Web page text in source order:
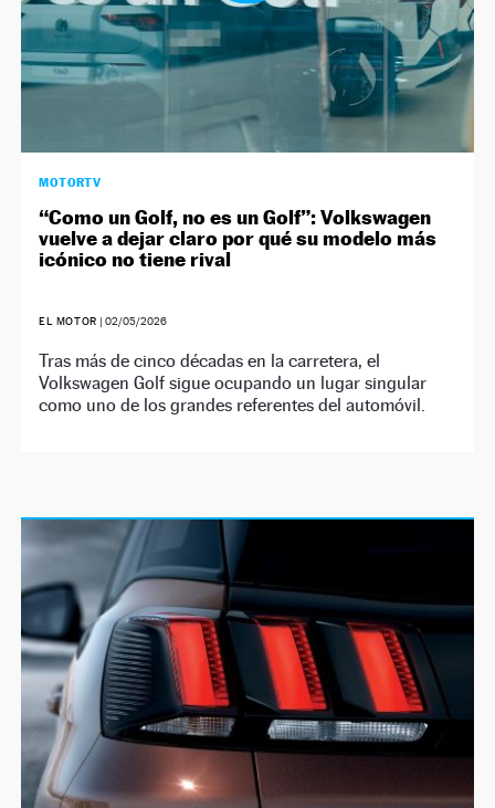
MOTORTV
“Como un Golf, no es un Golf”: Volkswagen
vuelve a dejar claro por qué su modelo más
icónico no tiene rival
EL MOTOR | 02/05/2026
Tras más de cinco décadas en la carretera, el
Volkswagen Golf sigue ocupando un lugar singular
como uno de los grandes referentes del automóvil.